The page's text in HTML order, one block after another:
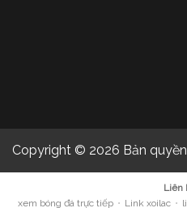
Copyright © 2026 Bản
Liên
xem bóng đá trực tiếp • Link xoilac •